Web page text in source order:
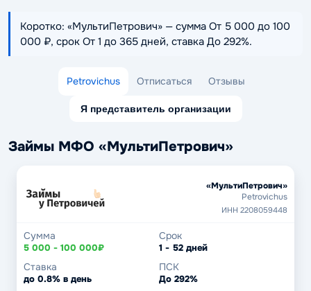
Коротко: «МультиПетрович» — сумма От 5 000 до 100
000 ₽, срок От 1 до 365 дней, ставка До 292%.
Petrovichus Отписаться Отзывы
Я представитель организации
Займы МФО «МультиПетрович»
«МультиПетрович»
Petrovichus
ИНН 2208059448
Сумма
5 000 - 100 000₽
Срок
1 - 52 дней
Ставка
до 0.8% в день
ПСК
До 292%